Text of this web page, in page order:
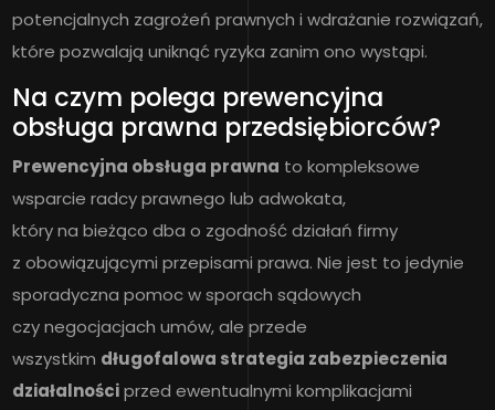
potencjalnych zagrożeń prawnych i wdrażanie rozwiązań,
które pozwalają uniknąć ryzyka zanim ono wystąpi.
Na czym polega prewencyjna
obsługa prawna przedsiębiorców?
Prewencyjna obsługa prawna to kompleksowe
wsparcie radcy prawnego lub adwokata,
który na bieżąco dba o zgodność działań firmy
z obowiązującymi przepisami prawa. Nie jest to jedynie
sporadyczna pomoc w sporach sądowych
czy negocjacjach umów, ale przede
wszystkim długofalowa strategia zabezpieczenia
działalnościprzed ewentualnymi komplikacjami